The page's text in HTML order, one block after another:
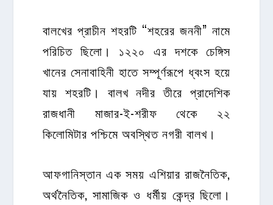
বালখের প্রাচীন শহরটি “শহরের জননী” নামে
পরিচিত ছিলো। ১২২০ এর দশকে চেঙ্গিস
খানের সেনাবাহিনী হাতে সম্পূর্ণরূপে ধ্বংস হয়ে
যায় শহরটি। বালখ নদীর তীরে প্রাদেশিক
রাজধানী মাজার-ই-শরীফ থেকে ২২
কিলোমিটার পশ্চিমে অবস্থিত নগরী বালখ।
আফগানিস্তান এক সময় এশিয়ার রাজনৈতিক,
অর্থনৈতিক, সামাজিক ও ধর্মীয় কেন্দ্র ছিলো।